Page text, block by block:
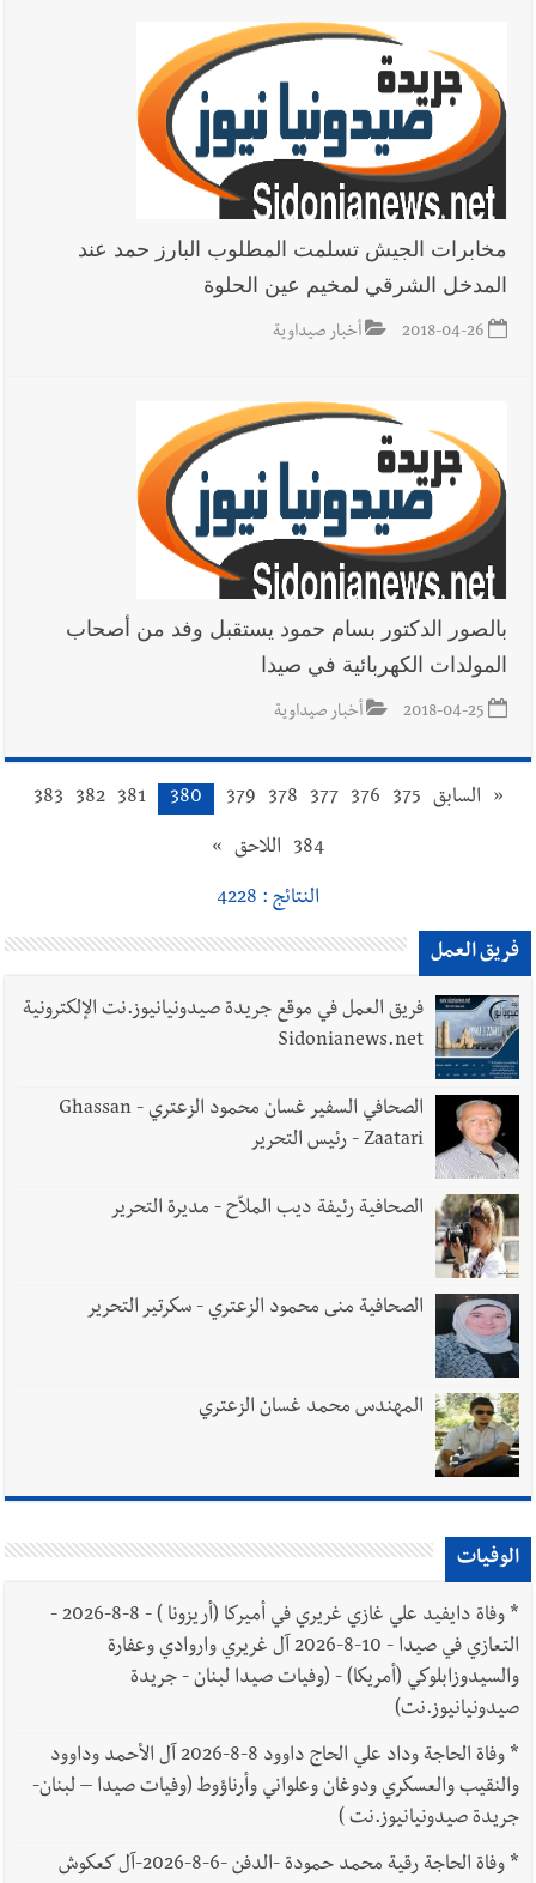
مخابرات الجيش تسلمت المطلوب البارز حمد عند
المدخل الشرقي لمخيم عين الحلوة
2018-04-26 أخبار صيداوية
بالصور الدكتور بسام حمود يستقبل وفد من أصحاب
المولدات الكهربائية في صيدا
2018-04-25 أخبار صيداوية
« السابق 375
376
377
378
379
380
381
382
383
384 اللاحق »
النتائج : 4228
فريق العمل
فريق العمل في موقع جريدة صيدونيانيوز.نت الإلكترونية
Sidonianews.net
الصحافي السفير غسان محمود الزعتري - Ghassan
Zaatari - رئيس التحرير
الصحافية رئيفة ديب الملاّح - مديرة التحرير
الصحافية منى محمود الزعتري - سكرتير التحرير
المهندس محمد غسان الزعتري
الوفيات
*
وفاة دايفيد علي غازي غريري في أميركا (أريزونا ) - 8-8-2026 -
التعازي في صيدا - 10-8-2026 آل غريري واروادي وعفارة
والسيدوزابلوكي (أمريكا) - (وفيات صيدا لبنان - جريدة
صيدونيانيوز.نت)
*
وفاة الحاجة وداد علي الحاج داوود 8-8-2026 آل الأحمد وداوود
والنقيب والعسكري ودوغان وعلواني وأرناؤوط (وفيات صيدا – لبنان-
جريدة صيدونيانيوز.نت )
*
وفاة الحاجة رقية محمد حمودة -الدفن -6-8-2026-آل كعكوش